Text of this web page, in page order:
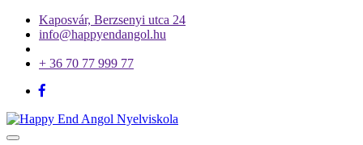
Kaposvár, Berzsenyi utca 24
info@happyendangol.hu
+ 36 70 77 999 77